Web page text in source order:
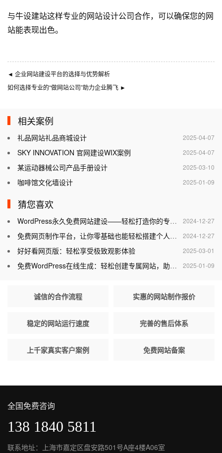
与牛设建站这样专业的网站设计公司合作，可以确保您的网
站能表现出色。
◄ 企业网站建设平台的选择与优势解析
如何选择专业的“做网站公司”助力企业腾飞 ►
相关案例
2025-04-07
礼品网站礼品商城设计
2025-04-07
SKY INNOVATION 官网建设WIX案例
2025-03-10
某运动器械公司产品手册设计
2025-01-09
咖啡馆文化墙设计
猜您喜欢
2024-12-27
WordPress永久免费网站建设——轻松打造你的专属网站
2024-12-27
免费网页制作平台，让你零基础也能轻松搭建个人网站
2025-03-01
好好看网页版：轻松享受极致观影体验
2025-01-09
免费WordPress在线生成：轻松创建专属网站，助力个人与企业腾飞
诚信的合作流程 实惠的网站制作报价
稳定的网站运行速度 完善的售后体系
上千家真实客户案例 免费网站备案
全国免费咨询
138 1840 5811
联系地址：上海市嘉定区盘安路501号A座4楼A06室